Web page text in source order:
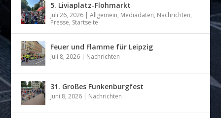
5. Liviaplatz-Flohmarkt
Juli 26, 2026 |Allgemein, Mediadaten, Nachrichten,
Presse, Startseite
Feuer und Flamme für Leipzig
Juli 8, 2026 | Nachrichten
31. Großes Funkenburgfest
Juni 8, 2026 | Nachrichten